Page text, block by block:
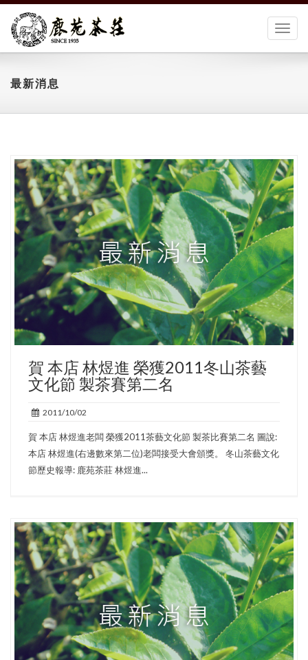
切
最新消息
賀 本店 林煜進 榮獲2011冬山茶藝
文化節 製茶賽第二名
2011/10/02
賀 本店 林煜進老闆 榮獲2011茶藝文化節 製茶比賽第二名 圖說:
本店 林煜進(右邊數來第二位)老闆接受大會頒獎。 冬山茶藝文化
節歷史報導: 鹿苑茶莊 林煜進...